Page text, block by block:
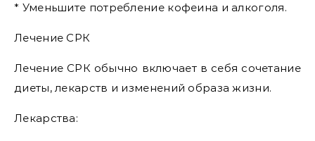
* Уменьшите потребление кофеина и алкоголя.
Лечение СРК
Лечение СРК обычно включает в себя сочетание
диеты, лекарств и изменений образа жизни.
Лекарства: